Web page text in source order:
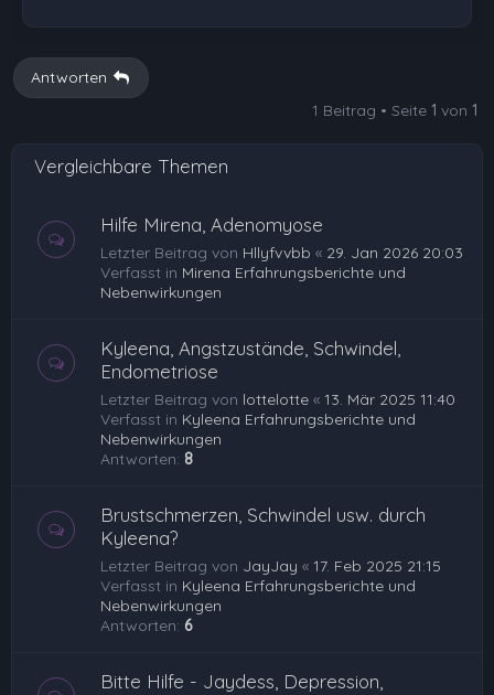
Antworten
1 Beitrag • Seite 1 von 1
Vergleichbare Themen
Hilfe Mirena, Adenomyose
Letzter Beitrag von Hllyfvvbb « 29. Jan 2026 20:03
Verfasst in Mirena Erfahrungsberichte und
Nebenwirkungen
Kyleena, Angstzustände, Schwindel,
Endometriose
Letzter Beitrag von lottelotte « 13. Mär 2025 11:40
Verfasst in Kyleena Erfahrungsberichte und
Nebenwirkungen
Antworten: 8
Brustschmerzen, Schwindel usw. durch
Kyleena?
Letzter Beitrag von JayJay « 17. Feb 2025 21:15
Verfasst in Kyleena Erfahrungsberichte und
Nebenwirkungen
Antworten: 6
Bitte Hilfe - Jaydess, Depression,